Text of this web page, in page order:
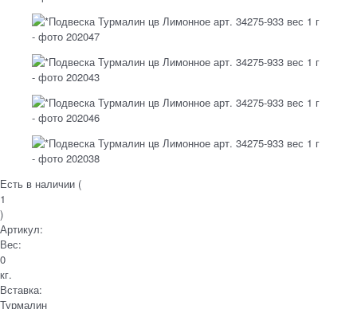
Есть в наличии (
1
)
Артикул:
Вес:
0
кг.
Вставка:
Турмалин